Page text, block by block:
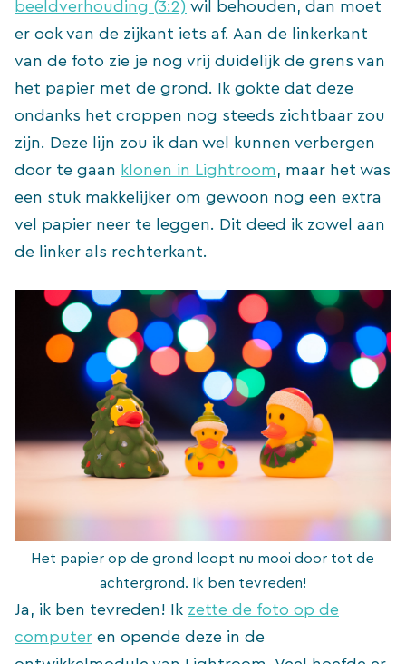
beeldverhouding (3:2) wil behouden, dan moet
er ook van de zijkant iets af. Aan de linkerkant
van de foto zie je nog vrij duidelijk de grens van
het papier met de grond. Ik gokte dat deze
ondanks het croppen nog steeds zichtbaar zou
zijn. Deze lijn zou ik dan wel kunnen verbergen
door te gaan klonen in Lightroom , maar het was
een stuk makkelijker om gewoon nog een extra
vel papier neer te leggen. Dit deed ik zowel aan
de linker als rechterkant.
Het papier op de grond loopt nu mooi door tot de
achtergrond. Ik ben tevreden!
Ja, ik ben tevreden! Ik zette de foto op de
computer en opende deze in de